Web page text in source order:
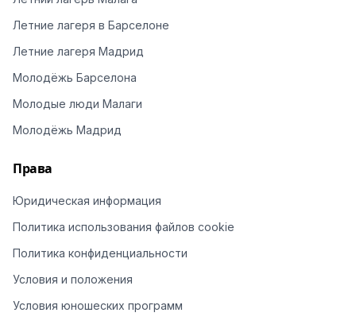
Летние лагеря в Барселоне
Летние лагеря Мадрид
Молодёжь Барселона
Молодые люди Малаги
Молодёжь Мадрид
Права
Юридическая информация
Политика использования файлов cookie
Политика конфиденциальности
Условия и положения
Условия юношеских программ